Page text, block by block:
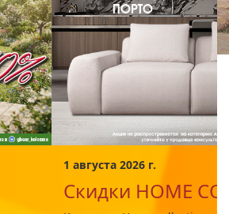
COLLECTION